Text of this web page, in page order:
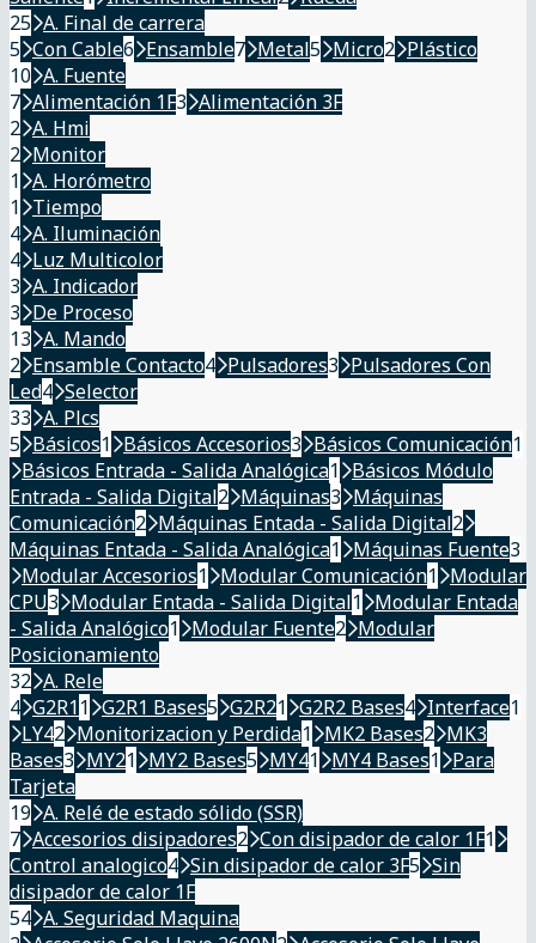
25 A. Final de carrera
5 Con Cable6 Ensamble7 Metal5 Micro2 Plástico
10 A. Fuente
7 Alimentación 1F3 Alimentación 3F
2 A. Hmi
2 Monitor
1 A. Horómetro
1 Tiempo
4 A. Iluminación
4 Luz Multicolor
3 A. Indicador
3 De Proceso
13 A. Mando
2 Ensamble Contacto4 Pulsadores3 Pulsadores Con
Led4 Selector
33 A. Plcs
5 Básicos1 Básicos Accesorios3 Básicos Comunicación1
Básicos Entrada - Salida Analógica1 Básicos Módulo
Entrada - Salida Digital2 Máquinas3 Máquinas
Comunicación2 Máquinas Entada - Salida Digital2
Máquinas Entada - Salida Analógica1 Máquinas Fuente3
Modular Accesorios1 Modular Comunicación1 Modular
CPU3 Modular Entada - Salida Digital1 Modular Entada
- Salida Analógico1 Modular Fuente2 Modular
Posicionamiento
32 A. Rele
4 G2R11 G2R1 Bases5 G2R21 G2R2 Bases4 Interface1
LY42 Monitorizacion y Perdida1 MK2 Bases2 MK3
Bases3 MY21 MY2 Bases5 MY41 MY4 Bases1 Para
Tarjeta
19 A. Relé de estado sólido (SSR)
7 Accesorios disipadores2 Con disipador de calor 1F1
Control analogico4 Sin disipador de calor 3F5 Sin
disipador de calor 1F
54 A. Seguridad Maquina